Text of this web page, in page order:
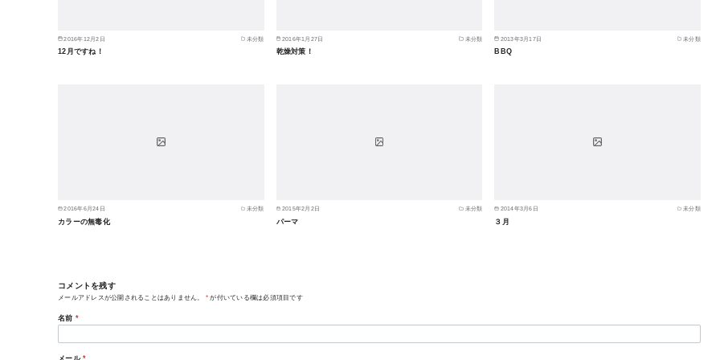
2016年12月2日 未分類
12月ですね！
2016年1月27日 未分類
乾燥対策！
2013年3月17日 未分類
BBQ
2016年6月24日 未分類
カラーの無毒化
2015年2月2日 未分類
パーマ
2014年3月6日 未分類
３月
コメントを残す
メールアドレスが公開されることはありません。 * が付いている欄は必須項目です
名前 *
メール *